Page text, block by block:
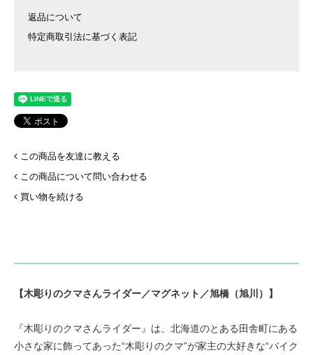
返品について
特定商取引法に基づく表記
この商品を友達に教える
この商品について問い合わせる
買い物を続ける
【木彫りのクマさんライダー／マグネット／旭橋（旭川）】
『木彫りのクマさんライダー』は、北海道のとある田舎町にある
小さな家に飾ってあった“木彫りのクマ”が家主の大好きな“バイク